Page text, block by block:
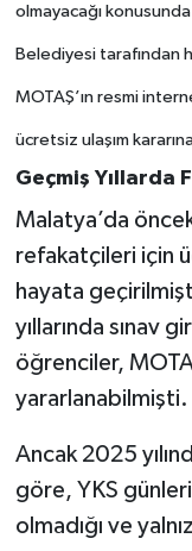
olmayacağı
Belediyesi tarafından
MOTAŞ’ın resmi
ücretsiz ulaşım
Geçmiş Yıllarda
Malatya’da
refakatçileri için
hayata
yıllarında sınav
öğrenciler,
yararlanabilmişti.
Ancak 2025
göre, YKS
olmadığı ve